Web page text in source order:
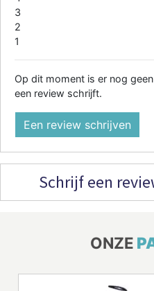
3
2
1
Op dit moment is er nog
een review schrijft.
Een review schrijven
Schrijf een
ONZE